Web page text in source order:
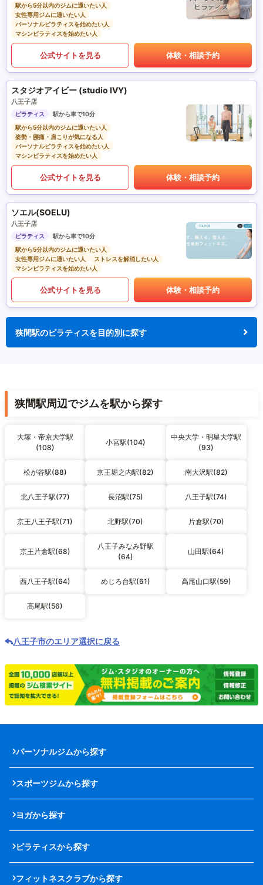
駅から5分以内のジムに通いたい人
女性専用ジムに通いたい人
パーソナルピラティスを始めたい人
マシンピラティスを始めたい人
公式サイトを見る 体験・相談予約
スタジオアイビー (studio IVY)
八王子店
ピラティス
駅から車で10分
駅から5分以内のジムに通いたい人
姿勢・腰痛・肩こりが気になる人
パーソナルピラティスを始めたい人
マシンピラティスを始めたい人
公式サイトを見る 体験・相談予約
ソエル(SOELU)
八王子店
ピラティス
駅から車で10分
駅から5分以内のジムに通いたい人
女性専用ジムに通いたい人
ストレスを解消したい人
マシンピラティスを始めたい人
公式サイトを見る 体験・相談予約
狭間駅のピラティスを目的別に探す
狭間駅周辺でジムを駅から探す
大塚・帝京大学駅
(108)
小宮駅(104)
中央大学・明星大学駅
(93)
松が谷駅(88) 京王堀之内駅(82) 南大沢駅(82)
北八王子駅(77) 長沼駅(75) 八王子駅(74)
京王八王子駅(71) 北野駅(70) 片倉駅(70)
京王片倉駅(68)
八王子みなみ野駅
(64)
山田駅(64)
西八王子駅(64) めじろ台駅(61) 高尾山口駅(59)
高尾駅(56)
八王子市のエリア選択に戻る
パーソナルジムから探す
スポーツジムから探す
ヨガから探す
ピラティスから探す
フィットネスクラブから探す